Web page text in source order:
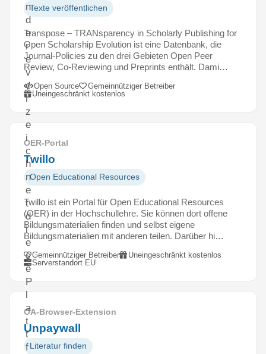
n
d
e
r
e
v
e
r
z
e
i
c
h
n
e
t
d
i
e
s
e
P
l
a
t
t
f
Texte veröffentlichen
Transpose – TRANsparency in Scholarly Publishing for
Open Scholarship Evolution ist eine Datenbank, die
Journal-Policies zu den drei Gebieten Open Peer
Review, Co-Reviewing und Preprints enthält. Dami…
Open Source
Gemeinnütziger Betreiber
Uneingeschränkt kostenlos
OER-Portal
Twillo
Open Educational Resources
Twillo ist ein Portal für Open Educational Resources
(OER) in der Hochschullehre. Sie können dort offene
Bildungsmaterialien finden und selbst eigene
Bildungsmaterialien mit anderen teilen. Darüber hi…
Gemeinnütziger Betreiber
Uneingeschränkt kostenlos
Serverstandort EU
OA-Browser-Extension
Unpaywall
Literatur finden